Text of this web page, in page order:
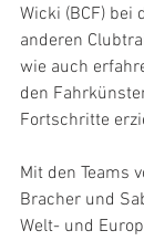
Wicki (BCF) bei
anderen
wie auch
den
Fortschritte
Mit den Teams
Bracher und
Welt- und